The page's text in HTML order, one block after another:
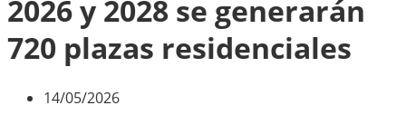
2026 y 2028 se generarán
720 plazas residenciales
14/05/2026